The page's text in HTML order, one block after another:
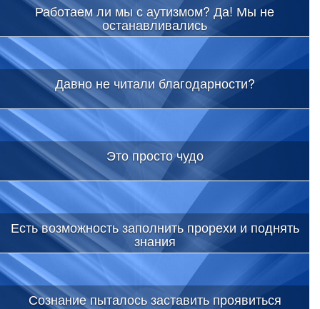
Работаем ли мы с аутизмом? Да! Мы не
останавливались
Давно не читали благодарности?
Это просто чудо
Есть возможность заполнить прорехи и поднять
знания
Сознание пыталось заставить проявиться